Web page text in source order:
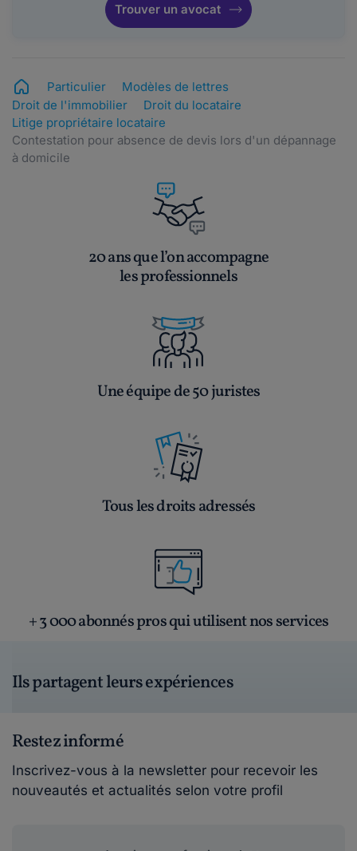
Trouver un avocat
Particulier
Modèles de lettres
Droit de l'immobilier
Droit du locataire
Litige propriétaire locataire
Contestation pour absence de devis lors d'un dépannage
à domicile
20 ans que l’on accompagne
les professionnels
Une équipe de 50 juristes
Tous les droits adressés
+ 3 000 abonnés pros qui utilisent nos services
Ils partagent leurs expériences
Restez informé
Inscrivez-vous à la newsletter pour recevoir les
nouveautés et actualités selon votre profil